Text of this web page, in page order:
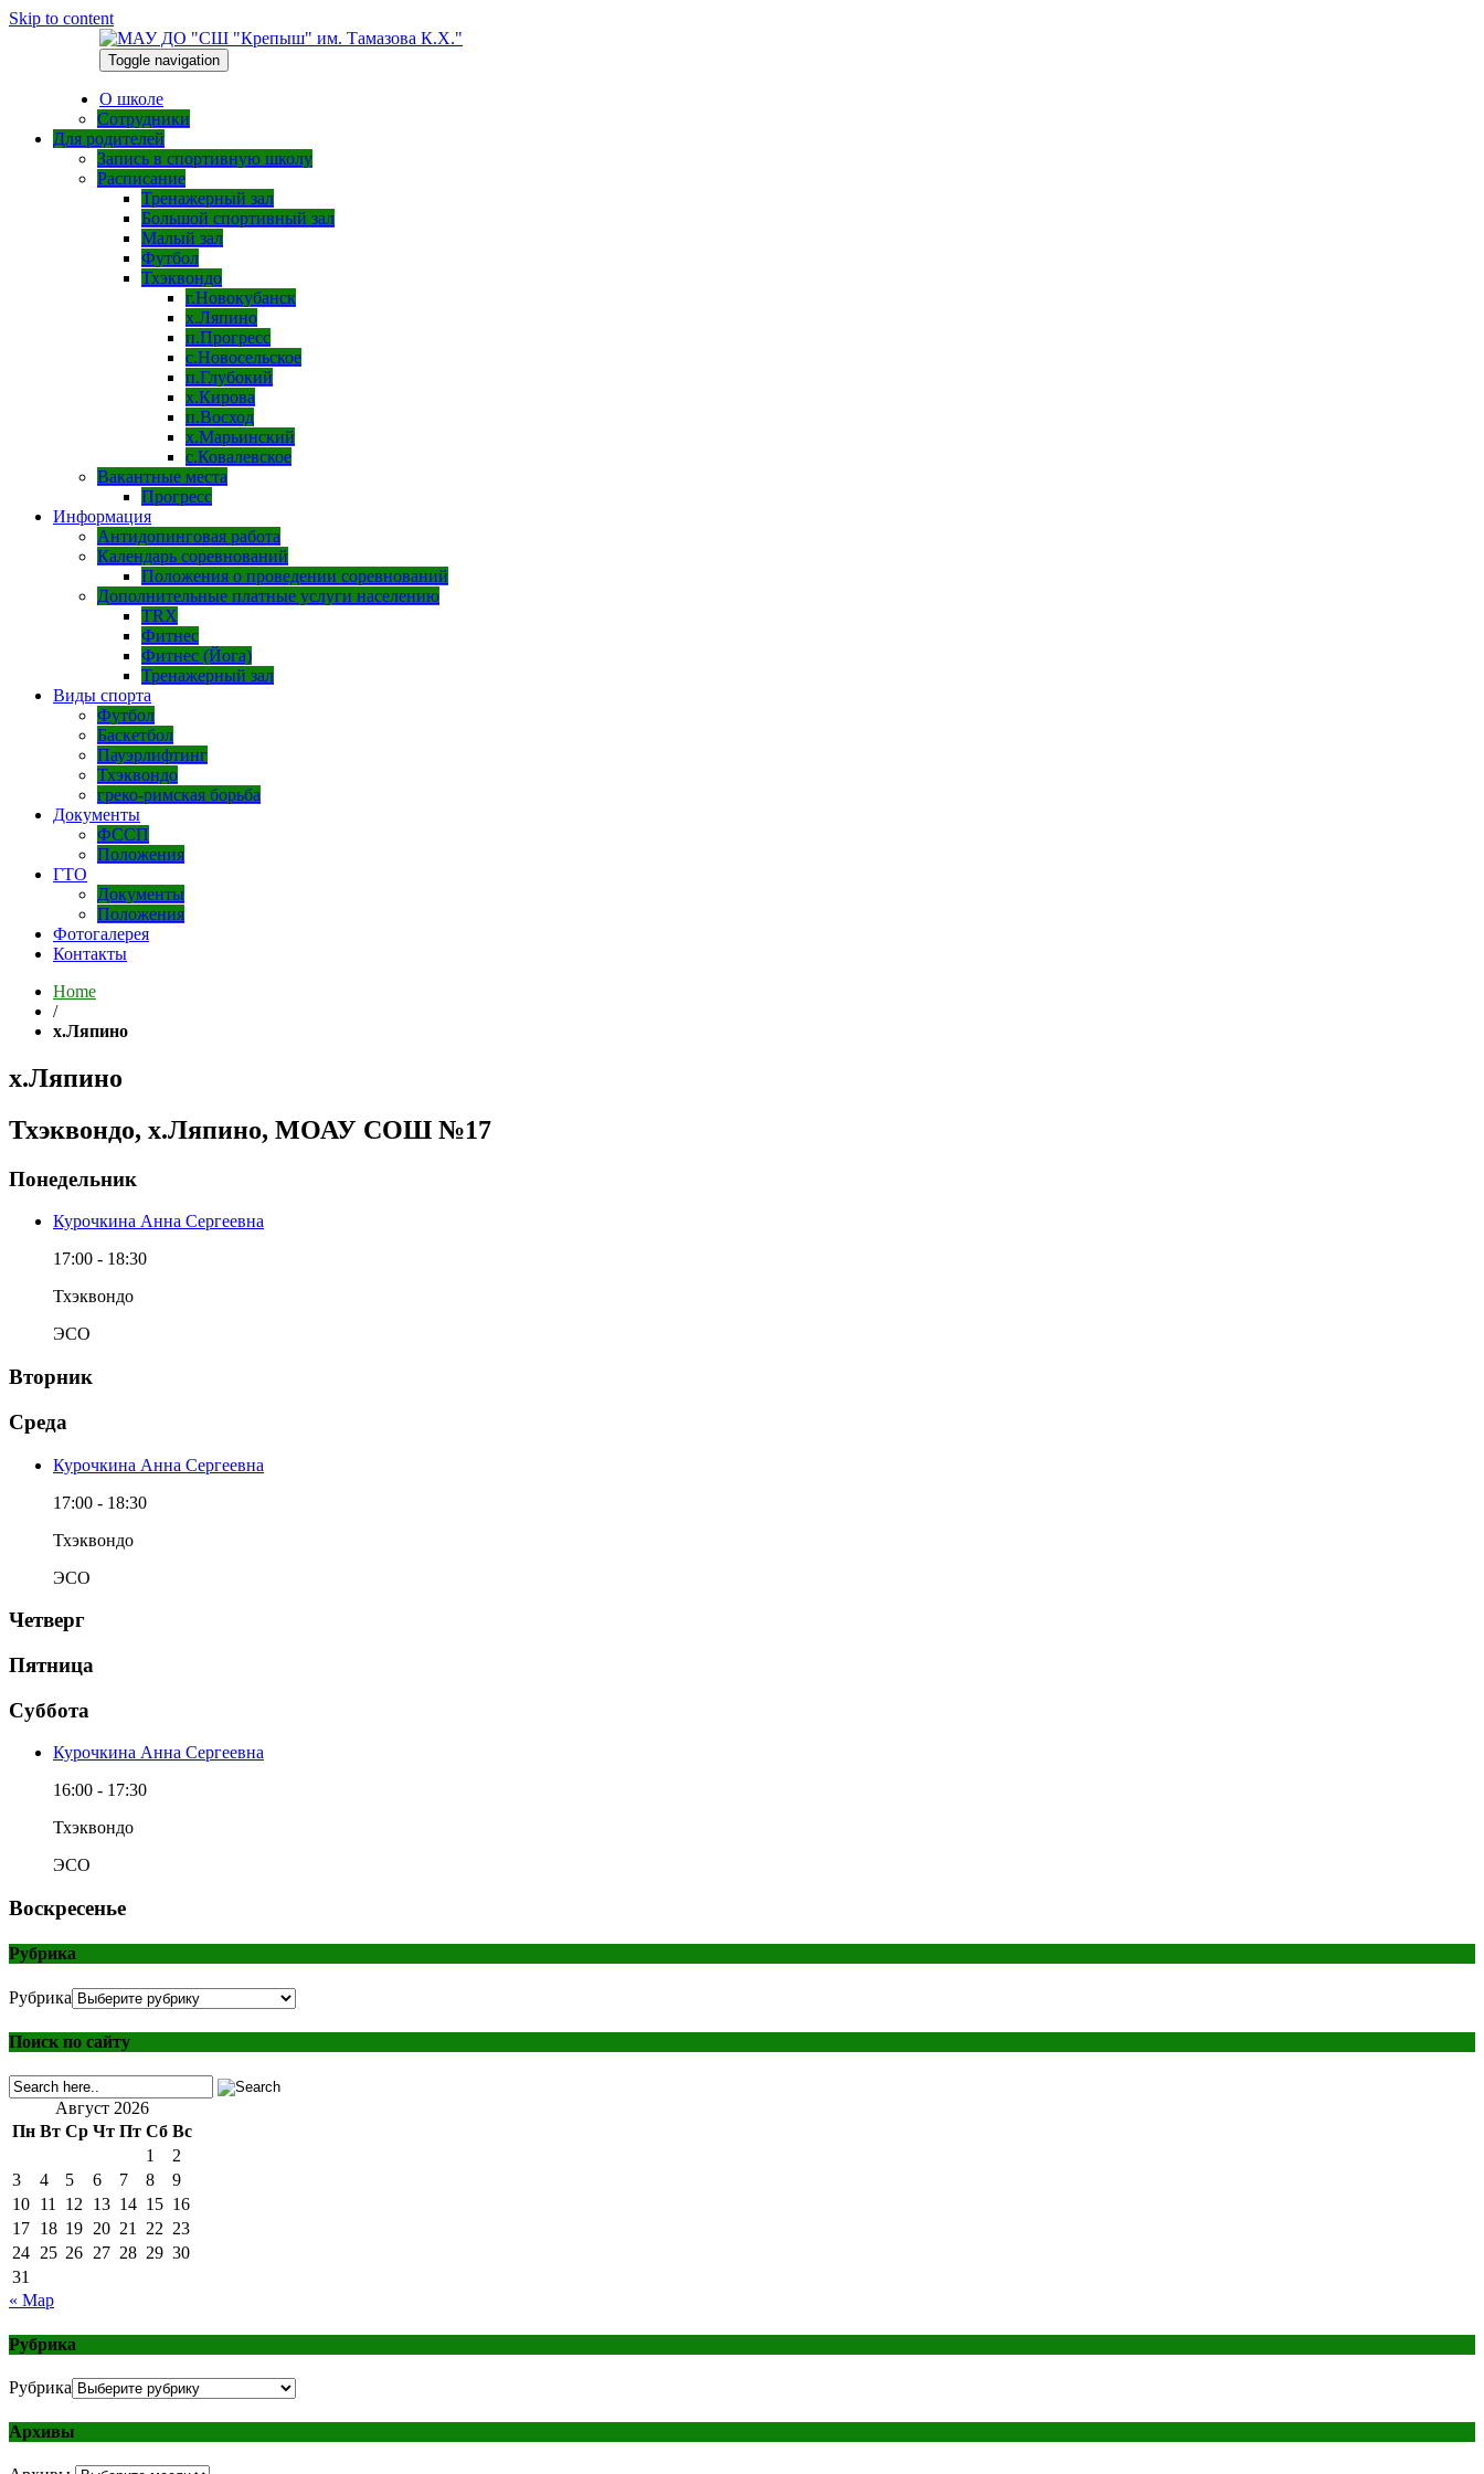
Skip to content
Toggle navigation
О школе
Сотрудники
Для родителей
Запись в спортивную школу
Расписание
Тренажерный зал
Большой спортивный зал
Малый зал
Футбол
Тхэквондо
г.Новокубанск
х.Ляпино
п.Прогресс
с.Новосельское
п.Глубокий
х.Кирова
п.Восход
х.Марьинский
с.Ковалевское
Вакантные места
Прогресс
Информация
Антидопинговая работа
Календарь соревнований
Положения о проведении соревнований
Дополнительные платные услуги населению
TRX
Фитнес
Фитнес (Йога)
Тренажерный зал
Виды спорта
Футбол
Баскетбол
Пауэрлифтинг
Тхэквондо
греко-римская борьба
Документы
ФССП
Положения
ГТО
Документы
Положения
Фотогалерея
Контакты
Home
/
х.Ляпино
х.Ляпино
Тхэквондо, х.Ляпино, МОАУ СОШ №17
Понедельник
Курочкина Анна Сергеевна
17:00 - 18:30
Тхэквондо
ЭСО
Вторник
Среда
Курочкина Анна Сергеевна
17:00 - 18:30
Тхэквондо
ЭСО
Четверг
Пятница
Суббота
Курочкина Анна Сергеевна
16:00 - 17:30
Тхэквондо
ЭСО
Воскресенье
Рубрика
Рубрика
Поиск по сайту
Август 2026
Пн Вт Ср Чт Пт Сб Вс
1
2
3
4 5 6 7 8
9
10 11 12 13 14 15 16
17 18 19 20 21 22 23
24 25 26 27 28 29 30
31
« Мар
Рубрика
Рубрика
Архивы